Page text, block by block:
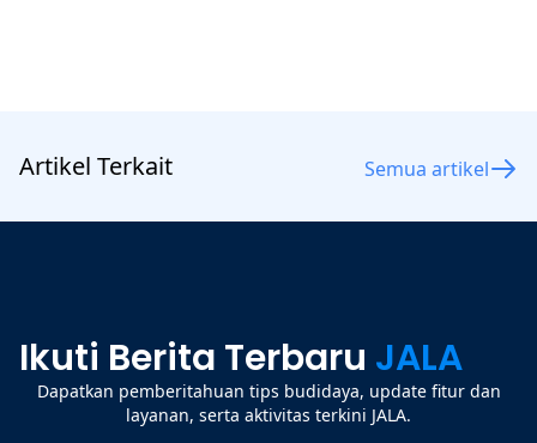
Artikel Terkait Semua artikel
Ikuti Berita Terbaru JALA
Dapatkan pemberitahuan tips budidaya, update fitur dan
layanan, serta aktivitas terkini JALA.